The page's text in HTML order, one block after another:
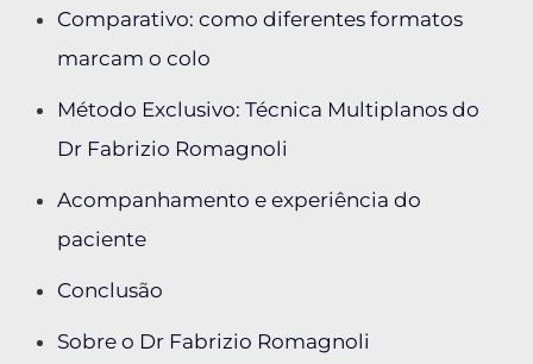
Comparativo: como diferentes formatos
marcam o colo
Método Exclusivo: Técnica Multiplanos do
Dr Fabrizio Romagnoli
Acompanhamento e experiência do
paciente
Conclusão
Sobre o Dr Fabrizio Romagnoli